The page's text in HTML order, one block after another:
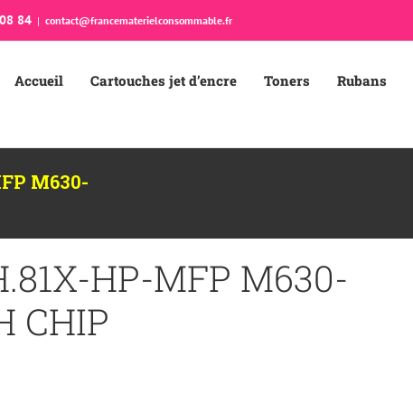
84 | contact@francematerielconsommable.fr
Accueil Cartouches jet d’encre Toners Rubans
M630-
HP-MFP M630-
CHIP